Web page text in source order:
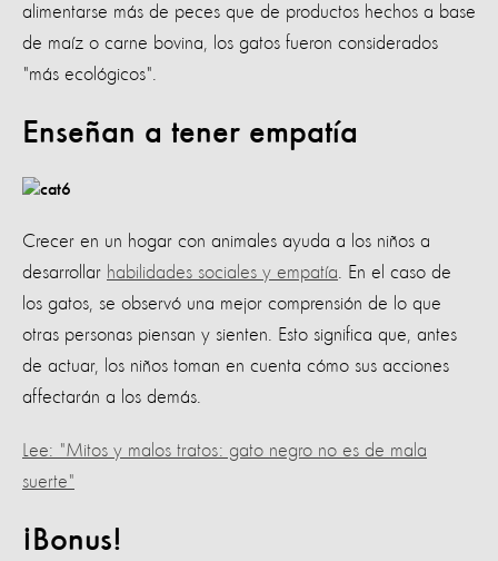
alimentarse más de peces que de productos hechos a base
de maíz o carne bovina, los gatos fueron considerados
"más ecológicos".
Enseñan a tener empatía
Crecer en un hogar con animales ayuda a los niños a
desarrollar habilidades sociales y empatía . En el caso de
los gatos, se observó una mejor comprensión de lo que
otras personas piensan y sienten. Esto significa que, antes
de actuar, los niños toman en cuenta cómo sus acciones
affectarán a los demás.
Lee: "Mitos y malos tratos: gato negro no es de mala
suerte"
¡Bonus!